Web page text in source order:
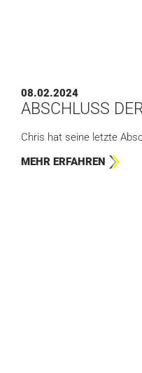
08.02.2024
ABSCHLUSS
Chris hat seine letzte
MEHR ERFAHREN